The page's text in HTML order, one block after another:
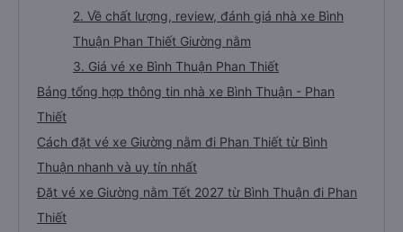
2. Về chất lượng, review, đánh giá nhà xe Bình
Thuận Phan Thiết Giường nằm
3. Giá vé xe Bình Thuận Phan Thiết
Bảng tổng hợp thông tin nhà xe Bình Thuận - Phan
Thiết
Cách đặt vé xe Giường nằm đi Phan Thiết từ Bình
Thuận nhanh và uy tín nhất
Đặt vé xe Giường nằm Tết 2027 từ Bình Thuận đi Phan
Thiết